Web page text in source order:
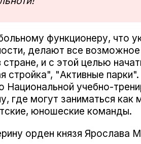
функционеру, что
делают все
стране, и с этой целью
"Активные
Национальной учебно-
где могут заниматься как
юношеские команды.
орден князя Ярослава